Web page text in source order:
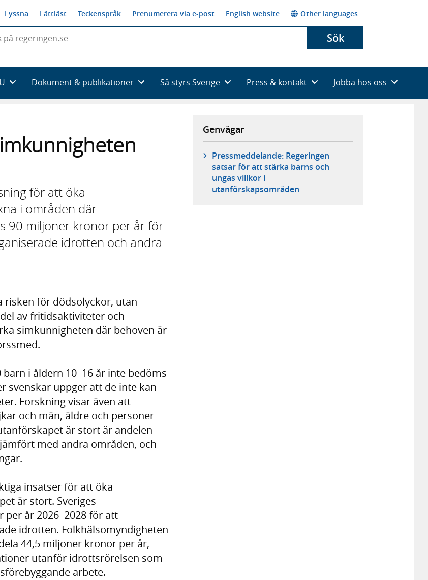
Lyssna Lättläst Teckenspråk Prenumerera via e-post English website Other languages
Sök
Dokument & publikationer Så styrs Sverige Press & kontakt Jobba hos oss
för att öka
i områden där
90 miljoner kronor per år för
idrotten och andra
för dödsolyckor, utan
av fritidsaktiviteter och
simkunnigheten där behoven är
i åldern 10–16 år inte bedöms
svenskar uppger att de inte kan
Forskning visar även att
och män, äldre och personer
är stort är andelen
med andra områden, och
insatser för att öka
är stort. Sveriges
år 2026–2028 för att
idrotten. Folkhälsomyndigheten
44,5 miljoner kronor per år,
utanför idrottsrörelsen som
arbete.
Genvägar
Pressmeddelande: Regeringen
satsar för att stärka barns och
ungas villkor i
utanförskapsområden